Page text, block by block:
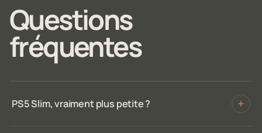
Questions
fréquentes
PS5 Slim, vraiment plus petite ?